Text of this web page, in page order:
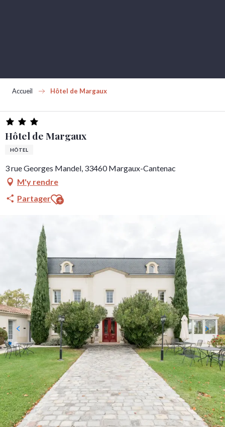
Accueil Hôtel de Margaux
Hôtel de Margaux
HÔTEL
3 rue Georges Mandel, 33460 Margaux-Cantenac
M'y rendre
PartagerAjouter aux favoris